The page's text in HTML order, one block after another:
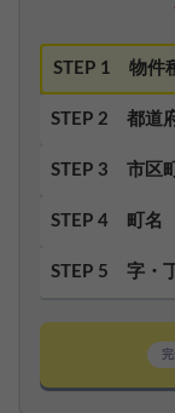
STEP 1 物件
STEP 2 都道
STEP 3 市区
STEP 4 町名
STEP 5 字・